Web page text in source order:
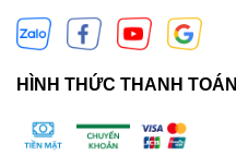
HÌNH THỨC THANH TOÁN